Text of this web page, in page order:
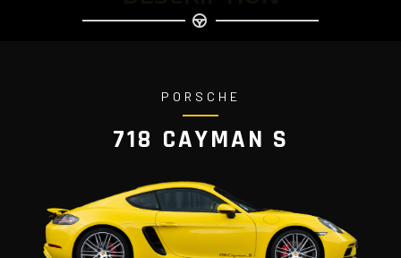
PORSCHE
718 CAYMAN S